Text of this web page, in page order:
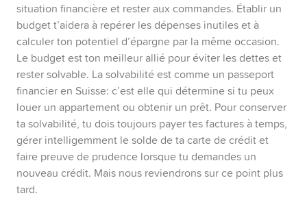
situation financière et rester aux commandes. Établir un
budget t’aidera à repérer les dépenses inutiles et à
calculer ton potentiel d’épargne par la même occasion.
Le budget est ton meilleur allié pour éviter les dettes et
rester solvable. La solvabilité est comme un passeport
financier en Suisse: c’est elle qui détermine si tu peux
louer un appartement ou obtenir un prêt. Pour conserver
ta solvabilité, tu dois toujours payer tes factures à temps,
gérer intelligemment le solde de ta carte de crédit et
faire preuve de prudence lorsque tu demandes un
nouveau crédit. Mais nous reviendrons sur ce point plus
tard.